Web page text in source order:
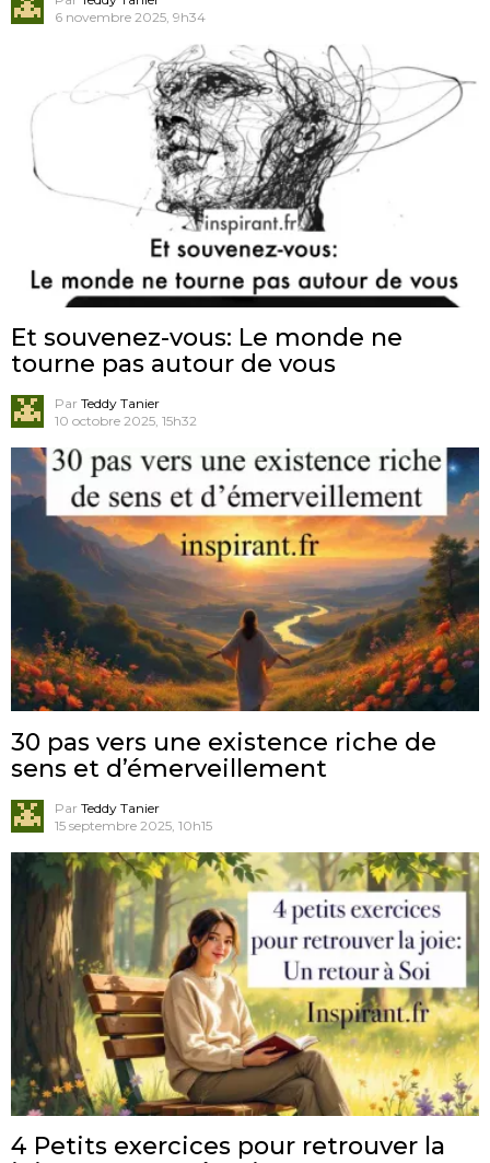
6 novembre 2025, 9h34
Et souvenez-vous: Le monde ne
tourne pas autour de vous
Par Teddy Tanier
10 octobre 2025, 15h32
30 pas vers une existence riche de
sens et d’émerveillement
Par Teddy Tanier
15 septembre 2025, 10h15
4 Petits exercices pour retrouver la